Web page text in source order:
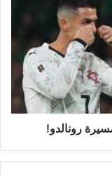
رونالدو!